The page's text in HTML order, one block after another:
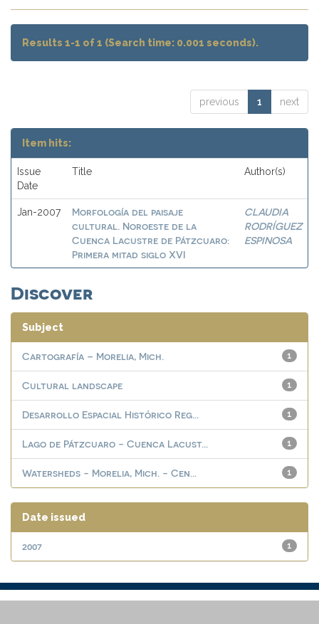
Results 1-1 of 1 (Search time: 0.001 seconds).
previous 1 next
Item hits:
Issue
Date
Title Author(s)
Jan-2007
Morfología del paisaje
cultural. Noroeste de la
Cuenca Lacustre de Pátzcuaro:
Primera mitad siglo XVI
CLAUDIA
RODRÍGUEZ
ESPINOSA
Discover
Subject
1
Cartografía – Morelia, Mich.
1
Cultural landscape
1
Desarrollo Espacial Histórico Reg...
1
Lago de Pátzcuaro - Cuenca Lacust...
1
Watersheds - Morelia, Mich. - Cen...
Date issued
1
2007